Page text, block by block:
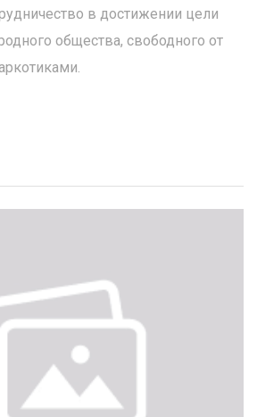
в достижении цели
общества, свободного от